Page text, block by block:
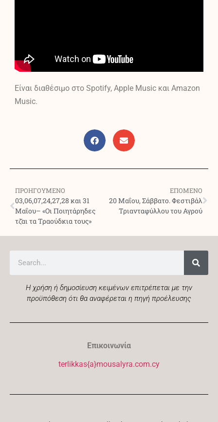
Είναι διαθέσιμο στο Spotify, Apple Music και Amazon
Music.
ΠΡΟΗΓΟΥΜΕΝΟ
03,06,07,24,27,28 και 31
Μαΐου– «Οι Ποιητάρηδες
τζ̆αι τα Τραούδκια τους»
ΕΠΟΜΕΝΟ
20 Μαΐου, Σάββατο. Φεστιβάλ
Τριανταφύλλου του Αγρού
Η χρήση ή δημοσίευση κειμένων επιτρέπεται με την
προϋπόθεση ότι θα αναφέρεται η πηγή προέλευσης
Επικοινωνία
terlikkas{a}mousalyra.com.cy